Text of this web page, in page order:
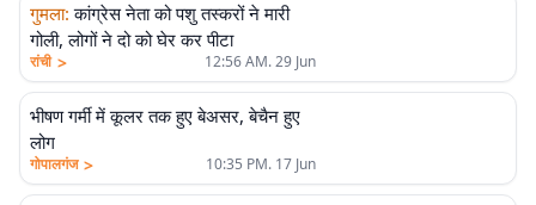
गुमला: कांग्रेस नेता को पशु तस्करों ने मारी
गोली, लोगों ने दो को घेर कर पीटा
रांची > 12:56 AM. 29 Jun
भीषण गर्मी में कूलर तक हुए बेअसर, बेचैन हुए
लोग
गोपालगंज > 10:35 PM. 17 Jun